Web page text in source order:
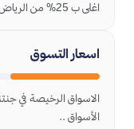
اغلى ب 25% من الرياض
اسعار التسوق
الاسواق الرخيصة في
الأسواق ..